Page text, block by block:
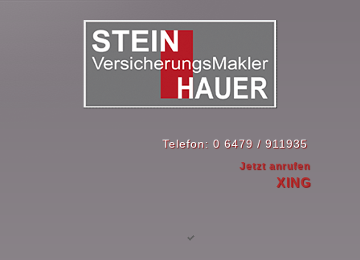
Telefon: 0 6479 / 911935
Jetzt anrufen
XING